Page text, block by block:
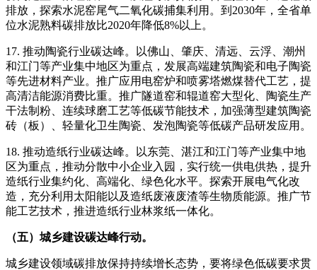
排放，探索水泥窑尾气二氧化碳捕集利用。到2030年，全省单
位水泥熟料碳排放比2020年降低8%以上。
17. 推动陶瓷行业碳达峰。以佛山、肇庆、清远、云浮、潮州
和江门等产业集中地区为重点，发展高端建筑陶瓷和电子陶瓷
等先进材料产业。推广应用电窑炉和喷雾塔燃煤替代工艺，提
高清洁能源消费比重。推广隧道窑和辊道窑大型化、陶瓷生产
干法制粉、连续球磨工艺等低碳节能技术，加强薄型建筑陶瓷
砖（板）、轻量化卫生陶瓷、发泡陶瓷等低碳产品研发应用。
18. 推动造纸行业碳达峰。以东莞、湛江和江门等产业集中地
区为重点，推动分散中小企业入园，实行统一供电供热，提升
造纸行业集约化、高端化、绿色化水平。探索开展电气化改
造，充分利用太阳能以及造纸废液废渣等生物质能源。推广节
能工艺技术，推进造纸行业林浆纸一体化。
（五）城乡建设碳达峰行动。
城乡建设领域碳排放保持持续增长态势，要将绿色低碳要求贯